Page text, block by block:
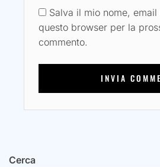
Salva il mio nome,
questo browser per la
commento.
Cerca